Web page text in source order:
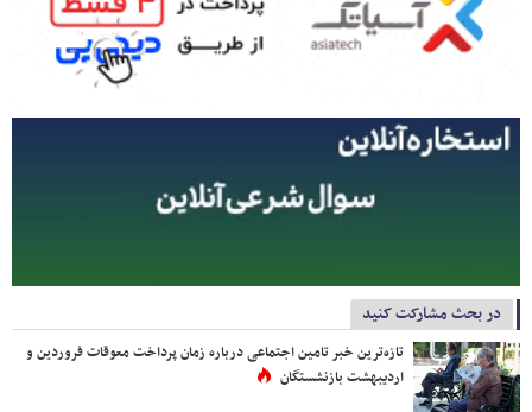
در بحث مشارکت کنید
تازه‌ترین خبر تامین اجتماعی درباره زمان پرداخت معوقات فروردین و
اردیبهشت بازنشستگان